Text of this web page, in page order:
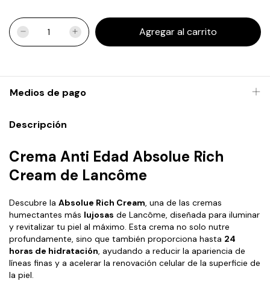
Medios de pago
Descripción
Crema Anti Edad Absolue Rich
Cream de Lancôme
Descubre la Absolue Rich Cream, una de las cremas
humectantes más lujosas de Lancôme, diseñada para iluminar
y revitalizar tu piel al máximo. Esta crema no solo nutre
profundamente, sino que también proporciona hasta 24
horas de hidratación, ayudando a reducir la apariencia de
líneas finas y a acelerar la renovación celular de la superficie de
la piel.